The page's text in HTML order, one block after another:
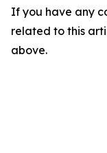
If you have any
related to this
above.